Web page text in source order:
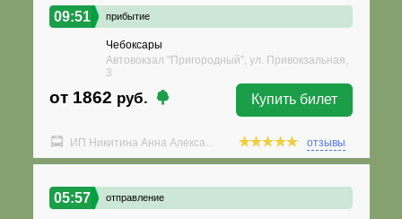
09:51 прибытие
Чебоксары
Автовокзал "Пригородный", ул. Привокзальная,
3
от 1862 руб. Купить билет
ИП Никитина Анна Алекса... отзывы
05:57 отправление